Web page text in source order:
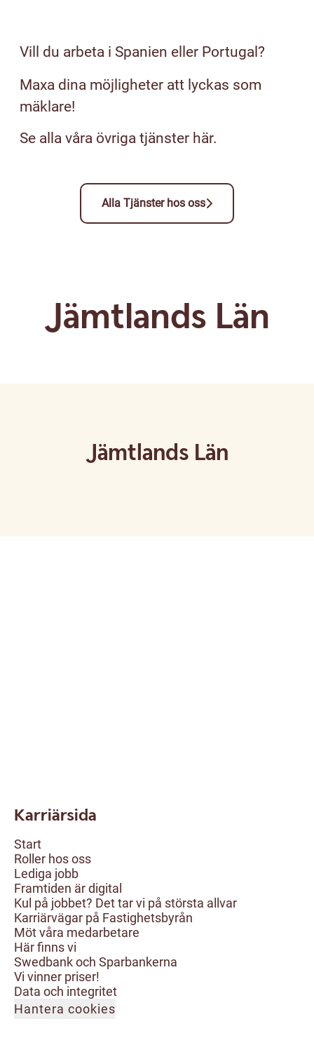
Vill du arbeta i Spanien eller Portugal?
Maxa dina möjligheter att lyckas som
mäklare!
Övriga tjänster
Se alla våra övriga tjänster här.
Alla Tjänster hos oss
Jämtlands Län
Jämtlands Län
Karriärsida
Start
Roller hos oss
Lediga jobb
Framtiden är digital
Kul på jobbet? Det tar vi på största allvar
Karriärvägar på Fastighetsbyrån
Möt våra medarbetare
Här finns vi
Swedbank och Sparbankerna
Vi vinner priser!
Data och integritet
Hantera cookies